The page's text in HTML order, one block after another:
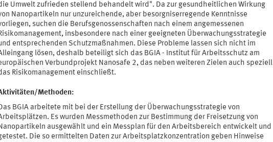
Umwelt zufrieden stellend behandelt wird". Da zur gesundheitlichen Wirkung
Nanopartikeln nur unzureichende, aber besorgniserregende Kenntnisse
suchen die Berufsgenossenschaften nach einem angemessenen
insbesondere nach einer geeigneten Überwachungsstrategie
entsprechenden Schutzmaßnahmen. Diese Probleme lassen sich nicht im
lösen, deshalb beteiligt sich das BGIA - Institut für Arbeitsschutz am
Verbundprojekt Nanosafe 2, das neben weiteren Zielen auch speziell
Risikomanagement einschließt.
Methoden:
BGIA arbeitete mit bei der Erstellung der Überwachungsstrategie von
Es wurden Messmethoden zur Bestimmung der Freisetzung von
ausgewählt und ein Messplan für den Arbeitsbereich entwickelt und
Die so ermittelten Daten zur Arbeitsplatzkonzentration geben Hinweise